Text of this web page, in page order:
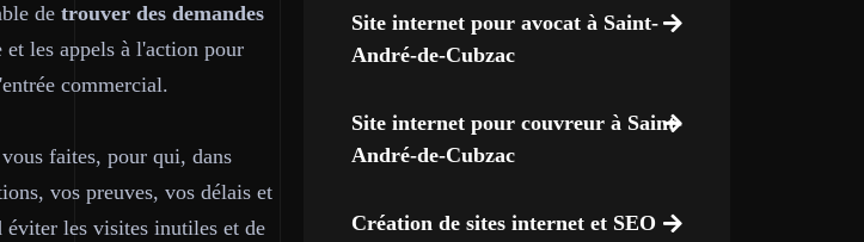
de trouver des demandes
les appels à l'action pour
commercial.
faites, pour qui, dans
vos preuves, vos délais et
les visites inutiles et de
Site internet pour avocat à Saint-
André-de-Cubzac
Site internet pour couvreur à Saint-
André-de-Cubzac
Création de sites internet et SEO